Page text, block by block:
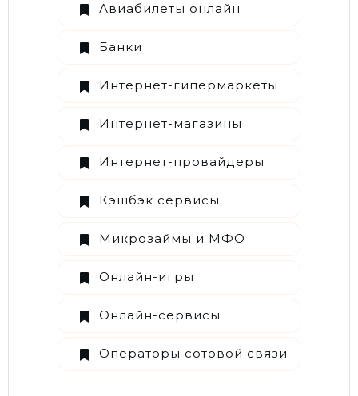
Авиабилеты онлайн
Банки
Интернет-гипермаркеты
Интернет-магазины
Интернет-провайдеры
Кэшбэк сервисы
Микрозаймы и МФО
Онлайн-игры
Онлайн-сервисы
Операторы сотовой связи